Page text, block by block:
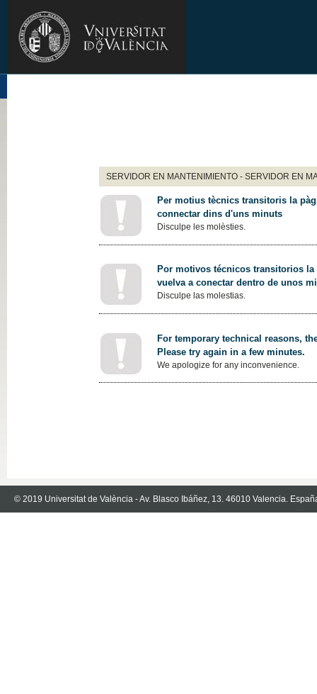
SERVIDOR EN MANTENIMIENTO - SERVIDOR EN
Per motius tècnics transitoris la
connectar dins d'uns minuts
Disculpe les molèsties.
Por motivos técnicos transitorios
vuelva a conectar dentro de unos
Disculpe las molestias.
For temporary technical reasons,
Please try again in a few minutes.
We apologize for any inconvenience.
© 2019 Universitat de València - Av. Blasco Ibáñez, 13. 46010 Valencia.